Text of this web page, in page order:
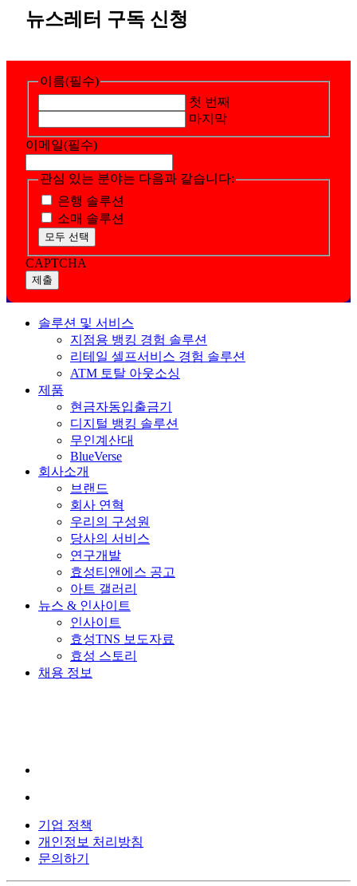
뉴스레터 구독 신청
이름(필수)
첫 번째
마지막
이메일(필수)
관심 있는 분야는 다음과 같습니다:
은행 솔루션
소매 솔루션
모두 선택
CAPTCHA
솔루션 및 서비스
지점용 뱅킹 경험 솔루션
리테일 셀프서비스 경험 솔루션
ATM 토탈 아웃소싱
제품
현금자동입출금기
디지털 뱅킹 솔루션
무인계산대
BlueVerse
회사소개
브랜드
회사 연혁
우리의 구성원
당사의 서비스
연구개발
효성티앤에스 공고
아트 갤러리
뉴스 & 인사이트
인사이트
효성TNS 보도자료
효성 스토리
채용 정보
니
다.
창
에
서
열
기업 정책
개인정보 처리방침
문의하기